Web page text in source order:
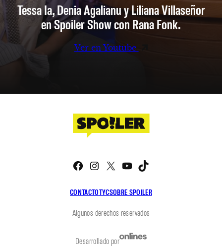
Tessa Ia, Denia Agalianu y Liliana Villaseñor
en Spoiler Show con Rana Fonk.
Ver en Youtube
CONTACTOTYCSOBRE SPOILER
Facebook
Instagram
X YouTube
Algunos derechos reservados
Desarrollado por